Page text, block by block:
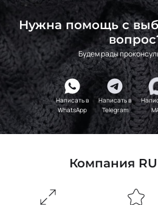
Нужна помощь с
Будем рады
Написать в
WhatsApp
Написать в
Telegram
Компания